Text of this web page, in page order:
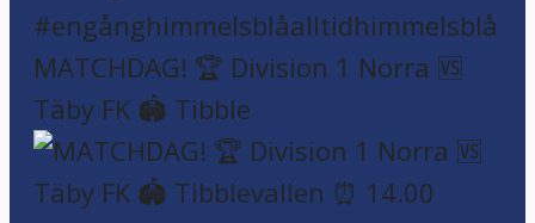
MATCHDAG! 🏆 Division 1 Norra 🆚
Täby FK 🏟️ Tibble